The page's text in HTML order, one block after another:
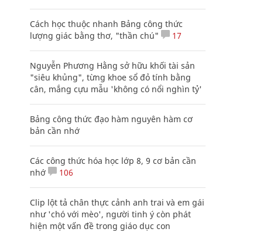
Cách học thuộc nhanh Bảng công thức
lượng giác bằng thơ, "thần chú"
17
Nguyễn Phương Hằng sở hữu khối tài sản
"siêu khủng", từng khoe sổ đỏ tính bằng
cân, mắng cựu mẫu 'không có nổi nghìn tỷ'
Bảng công thức đạo hàm nguyên hàm cơ
bản cần nhớ
Các công thức hóa học lớp 8, 9 cơ bản cần
nhớ
106
Clip lột tả chân thực cảnh anh trai và em gái
như 'chó với mèo', người tinh ý còn phát
hiện một vấn đề trong giáo dục con